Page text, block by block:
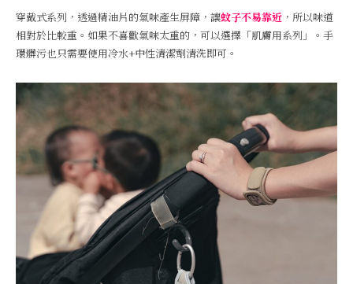
穿戴式系列，透過精油片的氣味產生屏障，讓蚊子不易靠近 ，所以味道
相對於比較重。如果不喜歡氣味太重的，可以選擇「肌膚用系列」。手
環髒污也只需要使用冷水+中性清潔劑清洗即可。